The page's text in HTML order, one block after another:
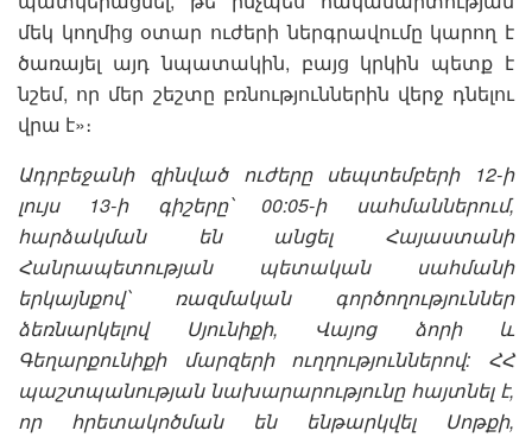
մեկ կողմից օտար ուժերի ներգրավումը կարող է
ծառայել այդ նպատակին, բայց կրկին պետք է
նշեմ, որ մեր շեշտը բռնություններին վերջ դնելու
վրա է»։
Ադրբեջանի զինված ուժերը սեպտեմբերի 12-ի
լույս 13-ի գիշերը՝ 00:05-ի սահմաններում,
հարձակման են անցել Հայաստանի
Հանրապետության պետական սահմանի
երկայնքով՝ ռազմական գործողություններ
ձեռնարկելով Սյունիքի, Վայոց ձորի և
Գեղարքունիքի մարզերի ուղղություններով: ՀՀ
պաշտպանության նախարարությունը հայտնել է,
որ հրետակոծման են ենթարկվել Սոթքի,